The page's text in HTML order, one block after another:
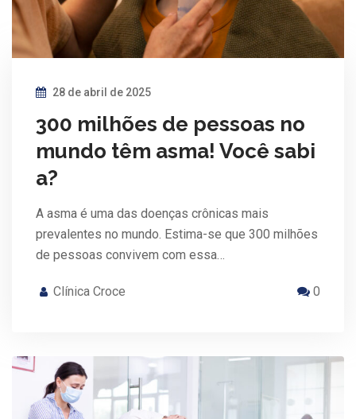
28 de abril de 2025
300 milhões de pessoas no
mundo têm asma! Você sabi
a?
A asma é uma das doenças crônicas mais
prevalentes no mundo. Estima-se que 300 milhões
de pessoas convivem com essa…
Clínica Croce 0